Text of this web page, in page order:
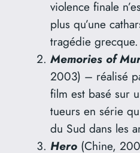
violence finale
plus qu’une
tragédie grecque.
Memories of
2003) – réalisé
film est basé sur
tueurs en série
du Sud dans les
Hero(Chine,